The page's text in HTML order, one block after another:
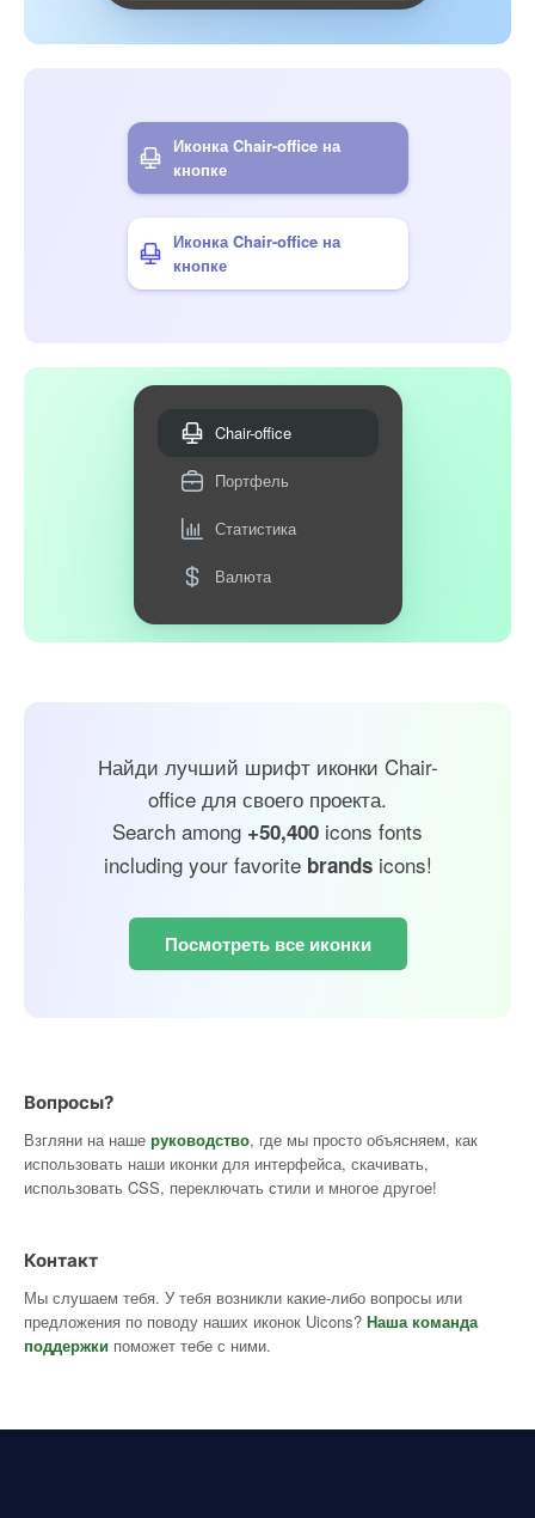
Иконка Chair-office на
кнопке
Иконка Chair-office на
кнопке
Chair-office
Портфель
Статистика
Валюта
Найди лучший шрифт иконки Chair-
office для своего проекта.
Search among +50,400 icons fonts
including your favorite brandsicons!
Посмотреть все иконки
Вопросы?
Взгляни на наше руководство, где мы просто объясняем, как
использовать наши иконки для интерфейса, скачивать,
использовать CSS, переключать стили и многое другое!
Контакт
Мы слушаем тебя. У тебя возникли какие-либо вопросы или
предложения по поводу наших иконок Uicons? Наша команда
поддержки поможет тебе с ними.